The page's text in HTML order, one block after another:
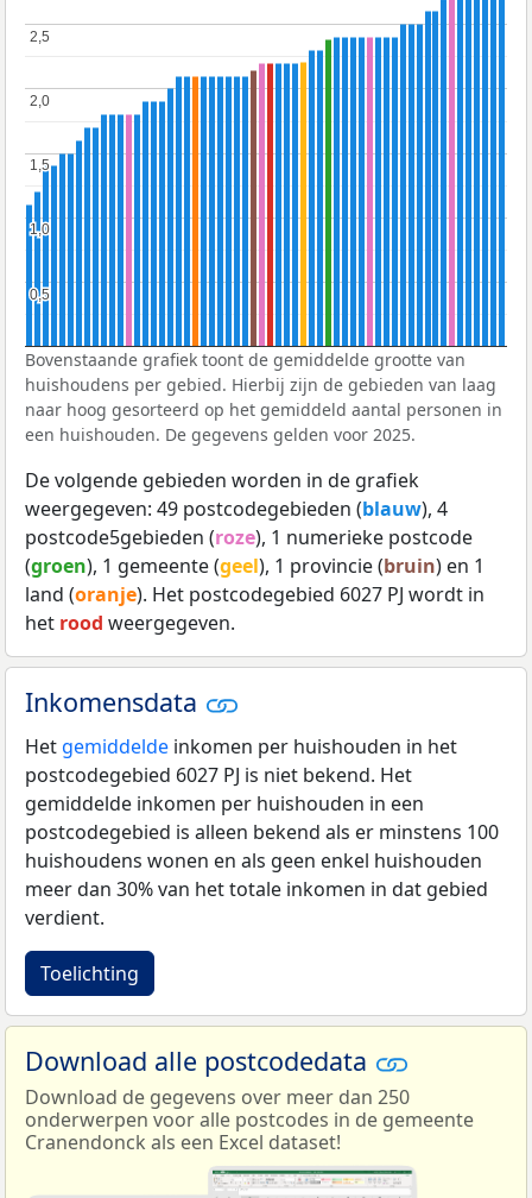
0,5
0,5
1,0
1,0
1,5
1,5
2,0
2,0
2,5
2,5
Bovenstaande grafiek toont de gemiddelde grootte van
huishoudens per gebied. Hierbij zijn de gebieden van laag
naar hoog gesorteerd op het gemiddeld aantal personen in
een huishouden. De gegevens gelden voor 2025.
De volgende gebieden worden in de grafiek
weergegeven: 49 postcodegebieden (blauw), 4
postcode5gebieden (roze), 1 numerieke postcode
(groen), 1 gemeente (geel), 1 provincie (bruin) en 1
land (oranje). Het postcodegebied 6027 PJ wordt in
het rood weergegeven.
Inkomensdata
Het gemiddelde inkomen per huishouden in het
postcodegebied 6027 PJ is niet bekend. Het
gemiddelde inkomen per huishouden in een
postcodegebied is alleen bekend als er minstens 100
huishoudens wonen en als geen enkel huishouden
meer dan 30% van het totale inkomen in dat gebied
verdient.
Toelichting
Download alle postcodedata
Download de gegevens over meer dan 250
onderwerpen voor alle postcodes in de gemeente
Cranendonck als een Excel dataset!